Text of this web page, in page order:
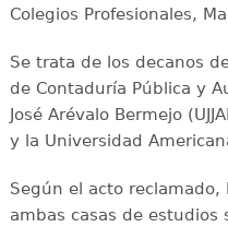
Colegios Profesionales,
Se trata de los decanos
de Contaduría Pública y
José Arévalo Bermejo
y la Universidad
Según el acto
ambas casas de